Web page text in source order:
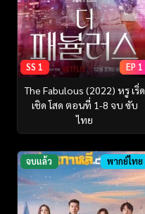
SS 1 EP 1
The Fabulous (2022) หรู เริ่ด
เชิด โสด ตอนที่ 1-8 จบ ซับ
ไทย
จบแล้ว พากย์ไทย